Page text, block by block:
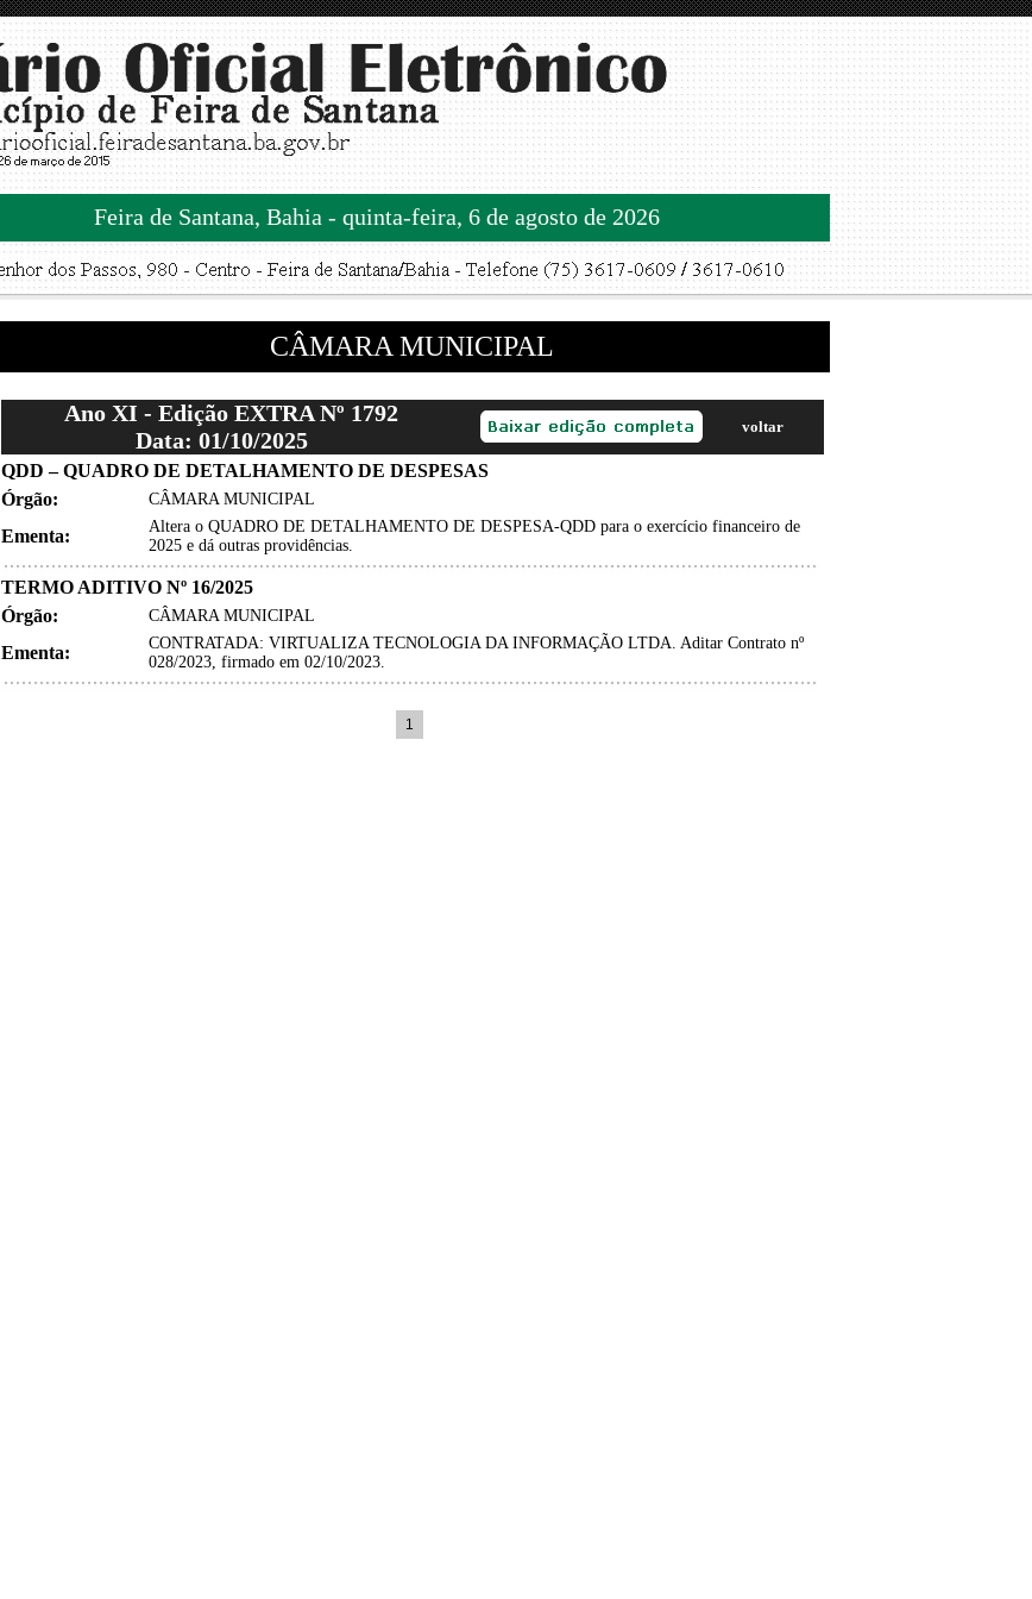
Feira de Santana, Bahia - quinta-feira, 6 de agosto de 2026
CÂMARA MUNICIPAL
Ano XI - Edição EXTRA Nº 1792
Data: 01/10/2025
voltar
QDD – QUADRO DE DETALHAMENTO DE DESPESAS
Órgão:
CÂMARA MUNICIPAL
Ementa:
Altera o QUADRO DE DETALHAMENTO DE DESPESA-QDD para o exercício financeiro de
2025 e dá outras providências.
TERMO ADITIVO Nº 16/2025
Órgão:
CÂMARA MUNICIPAL
Ementa:
CONTRATADA: VIRTUALIZA TECNOLOGIA DA INFORMAÇÃO LTDA. Aditar Contrato nº
028/2023, firmado em 02/10/2023.
1